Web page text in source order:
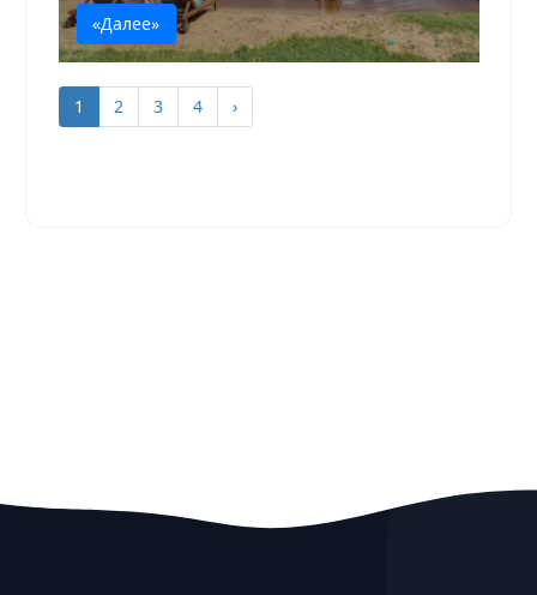
«Далее»
1 2 3 4 ›